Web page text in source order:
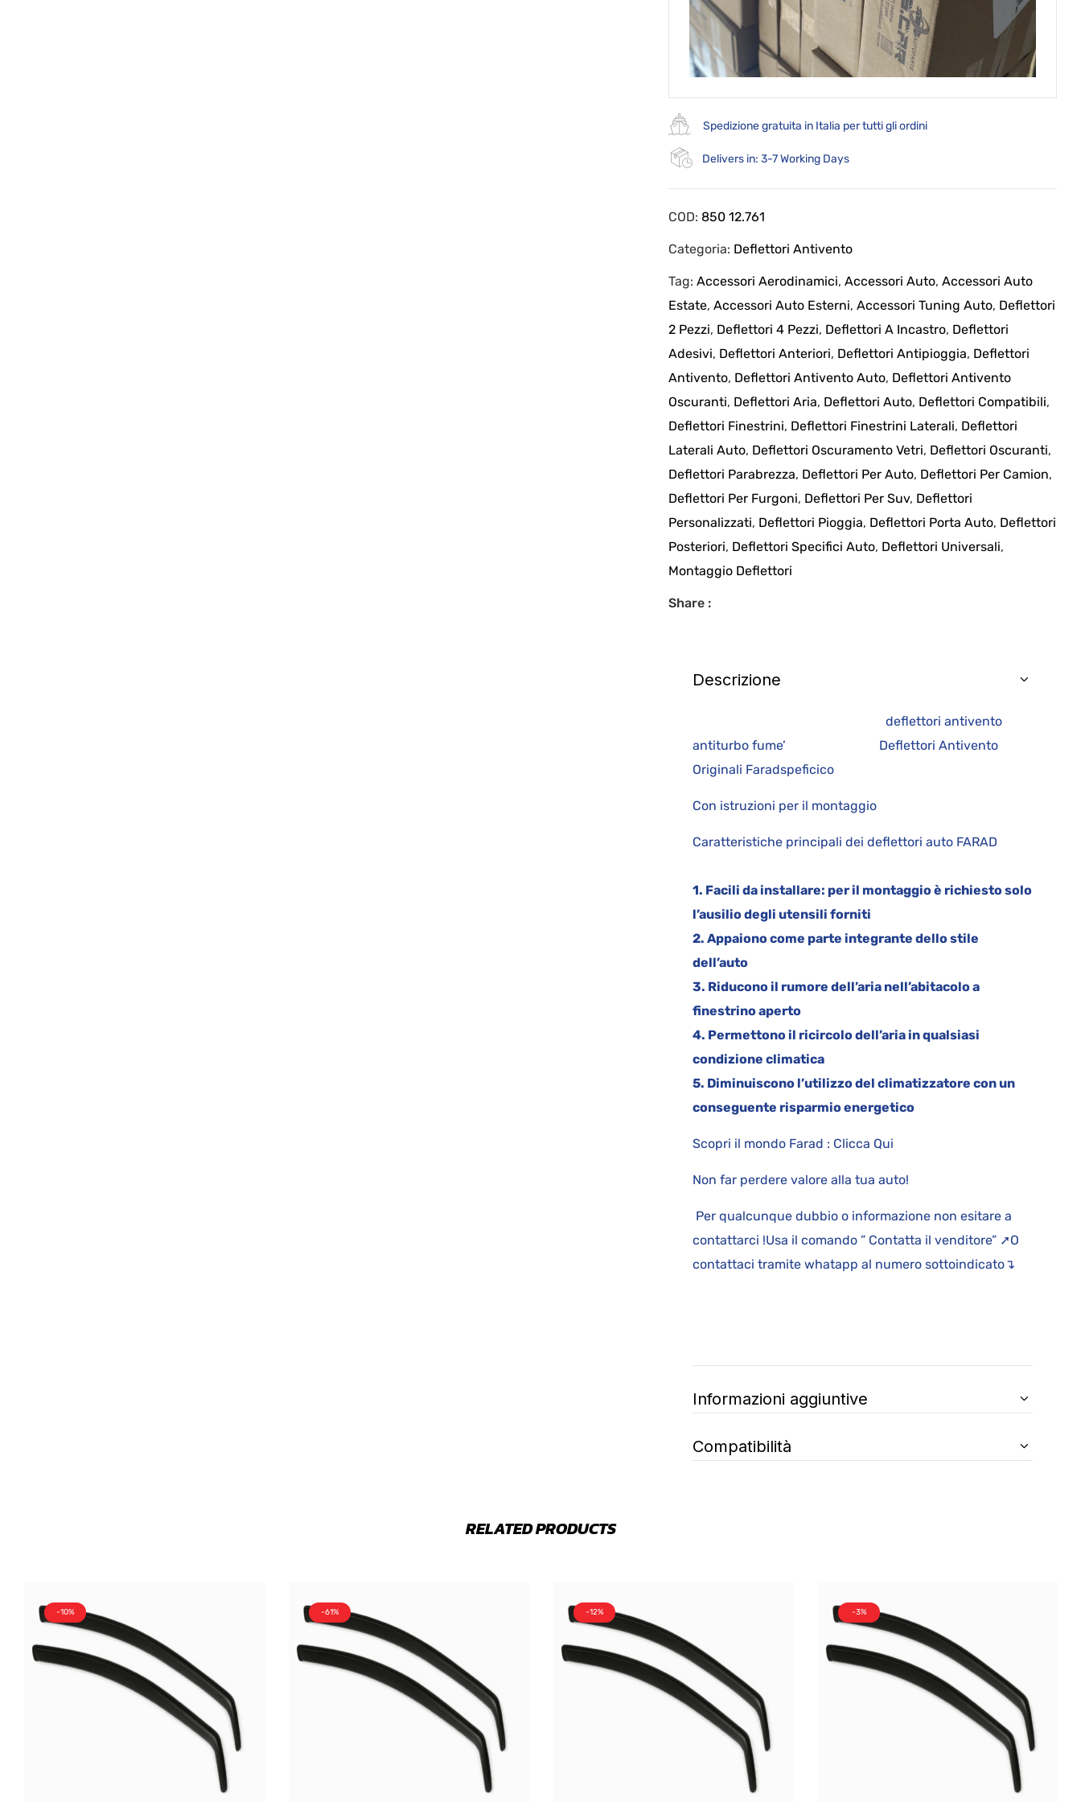
Spedizione gratuita in Italia per tutti gli ordini
Delivers in: 3-7 Working Days
COD: 850 12.761
Categoria: Deflettori Antivento
Tag:Accessori Aerodinamici,Accessori Auto,Accessori Auto
Estate,Accessori Auto Esterni,Accessori Tuning Auto, Deflettori
2 Pezzi, Deflettori 4 Pezzi, Deflettori A Incastro, Deflettori
Adesivi, Deflettori Anteriori, Deflettori Antipioggia, Deflettori
Antivento, Deflettori Antivento Auto, Deflettori Antivento
Oscuranti, Deflettori Aria, Deflettori Auto, Deflettori Compatibili,
Deflettori Finestrini, Deflettori Finestrini Laterali, Deflettori
Laterali Auto, Deflettori Oscuramento Vetri, Deflettori Oscuranti,
Deflettori Parabrezza, Deflettori Per Auto, Deflettori Per Camion,
Deflettori Per Furgoni, Deflettori Per Suv, Deflettori
Personalizzati, Deflettori Pioggia, Deflettori Porta Auto, Deflettori
Posteriori, Deflettori Specifici Auto, Deflettori Universali,
Montaggio Deflettori
Share :
Descrizione
deflettori antivento
antiturbo fume’ Deflettori Antivento
Originali Faradspeficico
Con istruzioni per il montaggio
Caratteristiche principali dei deflettori auto FARAD
1. Facili da installare: per il montaggio è richiesto solo
l’ausilio degli utensili forniti
2. Appaiono come parte integrante dello stile
dell’auto
3. Riducono il rumore dell’aria nell’abitacolo a
finestrino aperto
4. Permettono il ricircolo dell’aria in qualsiasi
condizione climatica
5. Diminuiscono l’utilizzo del climatizzatore con un
conseguente risparmio energetico
Scopri il mondo Farad : Clicca Qui
Non far perdere valore alla tua auto!
Per qualcunque dubbio o informazione non esitare a
contattarci !Usa il comando ” Contatta il venditore” ➚O
contattaci tramite whatapp al numero sottoindicato↴
Informazioni aggiuntive
Compatibilità
RELATED PRODUCTS
-10% -61% -12% -3%